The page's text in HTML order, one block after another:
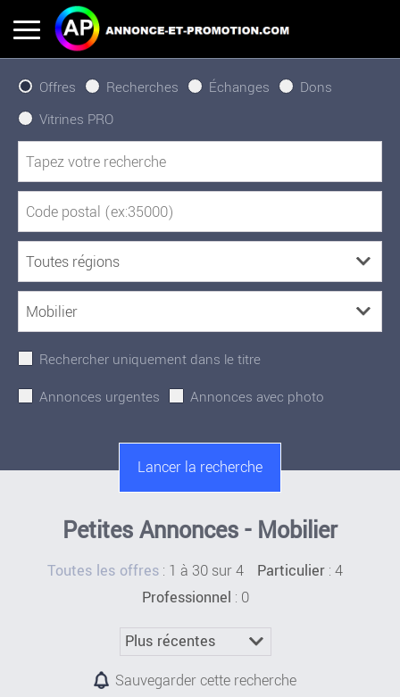
Offres Recherches Échanges
Dons
Vitrines PRO
Rechercher uniquement dans le titre
Annonces urgentes
Annonces avec photo
Petites Annonces - Mobilier
Toutes les offres : 1 à 30 sur 4 Particulier : 4
Professionnel : 0
Sauvegarder cette recherche